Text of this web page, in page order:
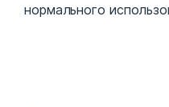
нормального